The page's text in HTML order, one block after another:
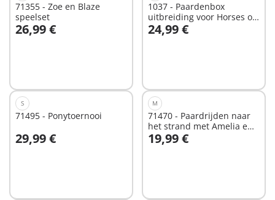
71355 - Zoe en Blaze
speelset
26,99 €
In winkelwagen
1037 - Paardenbox
uitbreiding voor Horses of
Waterfall
24,99 €
In winkelwagen
S
71495 - Ponytoernooi
29,99 €
In winkelwagen
M
71470 - Paardrijden naar
het strand met Amelia en
Ben
19,99 €
In winkelwagen